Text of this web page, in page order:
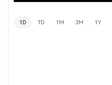
1D 7D 1M 3M 1Y